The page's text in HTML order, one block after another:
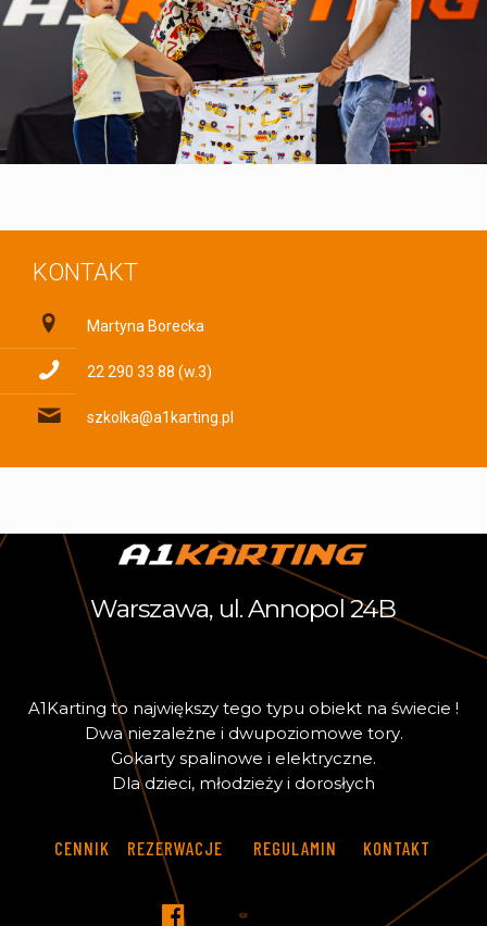
KONTAKT
Martyna Borecka
22 290 33 88 (w.3)
szkolka@a1karting.pl
Warszawa, ul. Annopol 24B
A1Karting to największy tego typu obiekt na świecie !
Dwa niezależne i dwupoziomowe tory.
Gokarty spalinowe i elektryczne.
Dla dzieci, młodzieży i dorosłych
CENNIK REZERWACJE REGULAMIN KONTAKT